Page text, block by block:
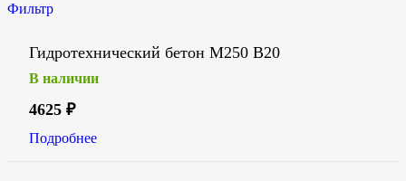
Фильтр
Гидротехнический бетон М250 В20
В наличии
4625 ₽
Подробнее